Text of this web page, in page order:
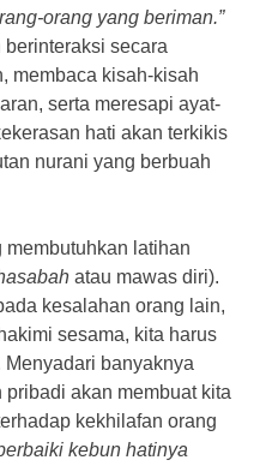
orang yang beriman.”
berinteraksi secara
membaca kisah-kisah
serta meresapi ayat-
hati akan terkikis
nurani yang berbuah
membutuhkan latihan
atau mawas diri).
kesalahan orang lain,
sesama, kita harus
banyaknya
akan membuat kita
kekhilafan orang
kebun hatinya